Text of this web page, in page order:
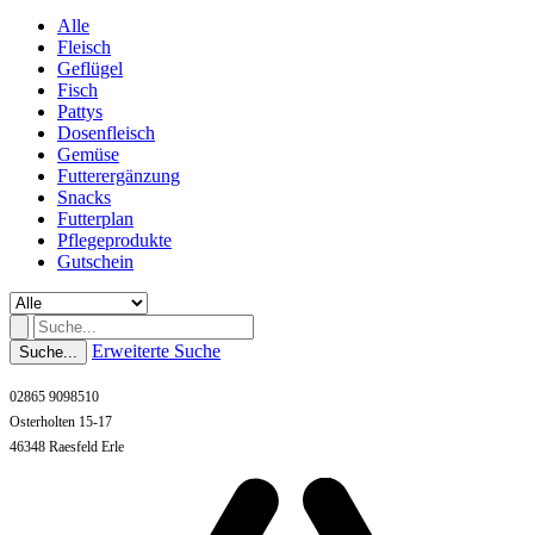
Alle
Fleisch
Geflügel
Fisch
Pattys
Dosenfleisch
Gemüse
Futterergänzung
Snacks
Futterplan
Pflegeprodukte
Gutschein
Suche... Erweiterte Suche
02865 9098510
Osterholten 15-17
46348 Raesfeld Erle